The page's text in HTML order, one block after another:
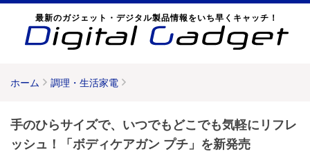
最新のガジェット・デジタル製品情報をいち早くキャッチ！
ホーム 調理・生活家電
手のひらサイズで、いつでもどこでも気軽にリフレ
ッシュ！「ボディケアガン プチ」を新発売